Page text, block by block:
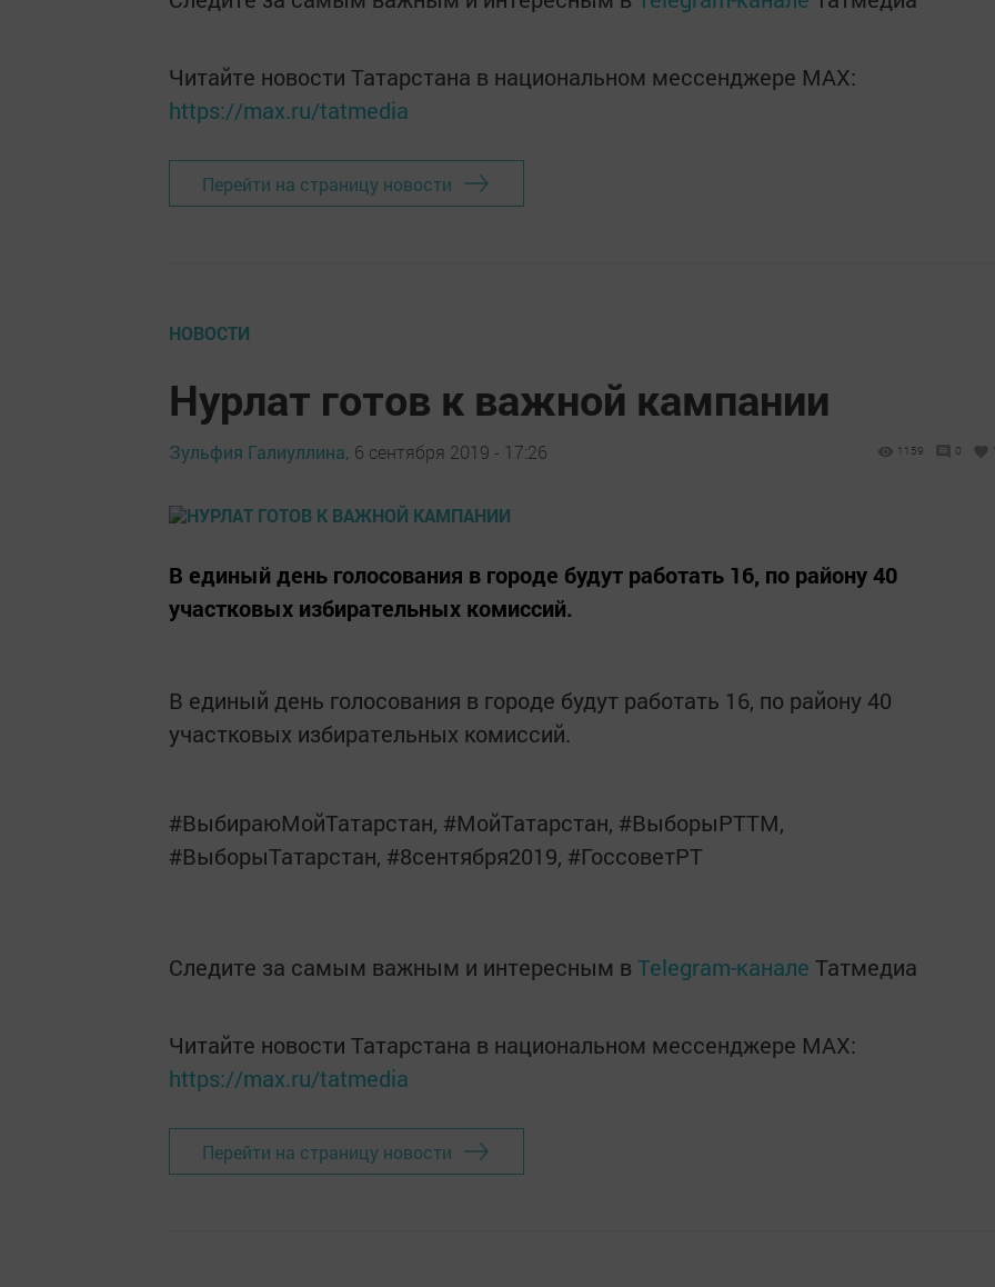
Читайте новости Татарстана в национальном мессенджере MАХ:
https://max.ru/tatmedia
Перейти на страницу новости
НОВОСТИ
Нурлат готов к важной кампании
Зульфия Галиуллина, 6 сентября 2019 - 17:26 1159 0
В единый день голосования в городе будут работать 16, по району 40
участковых избирательных комиссий.
В единый день голосования в городе будут работать 16, по району 40
участковых избирательных комиссий.
#ВыбираюМойТатарстан, #МойТатарстан, #ВыборыРТТМ,
#ВыборыТатарстан, #8сентября2019, #ГоссоветРТ
Следите за самым важным и интересным в Telegram-канале Татмедиа
Читайте новости Татарстана в национальном мессенджере MАХ:
https://max.ru/tatmedia
Перейти на страницу новости